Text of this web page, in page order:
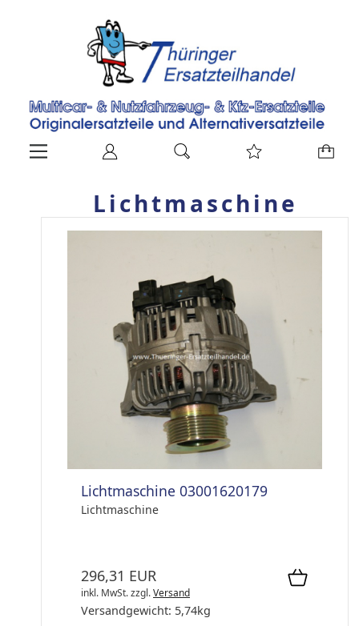
Lichtmaschine
Lichtmaschine 03001620179
Lichtmaschine
296,31 EUR
inkl. MwSt.zzgl.Versand
Versandgewicht: 5,74kg